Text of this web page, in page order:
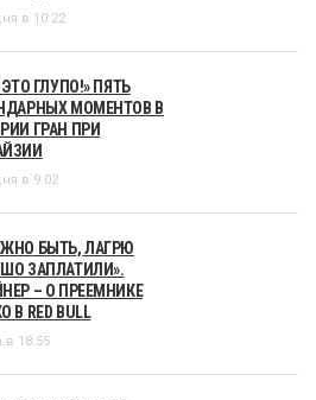
в 10:22
ЭТО ГЛУПО!» ПЯТЬ
МОМЕНТОВ В
ГРАН ПРИ
в 9:02
БЫТЬ, ЛАГРЮ
ЗАПЛАТИЛИ».
– О ПРЕЕМНИКЕ
В RED BULL
в 18:55